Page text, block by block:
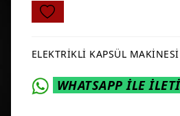
ELEKTRİKLİ KAPSÜL MAKİNESİ
WHATSAPP İLE